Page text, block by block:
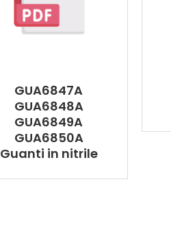
GUA6847A
GUA6848A
GUA6849A
GUA6850A
Guanti in nitrile